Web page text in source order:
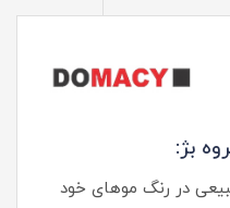
بژ:
در رنگ موهای خود